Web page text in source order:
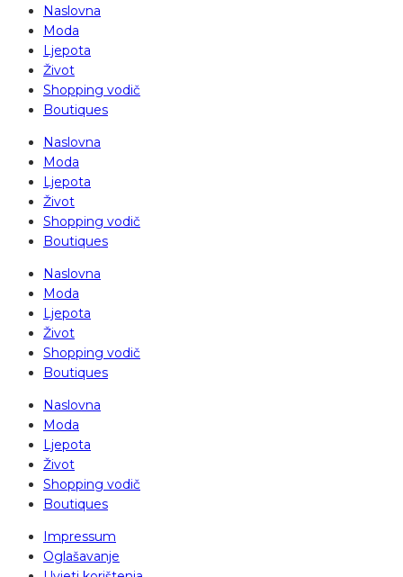
Naslovna
Moda
Ljepota
Život
Shopping vodič
Boutiques
Naslovna
Moda
Ljepota
Život
Shopping vodič
Boutiques
Naslovna
Moda
Ljepota
Život
Shopping vodič
Boutiques
Naslovna
Moda
Ljepota
Život
Shopping vodič
Boutiques
Impressum
Oglašavanje